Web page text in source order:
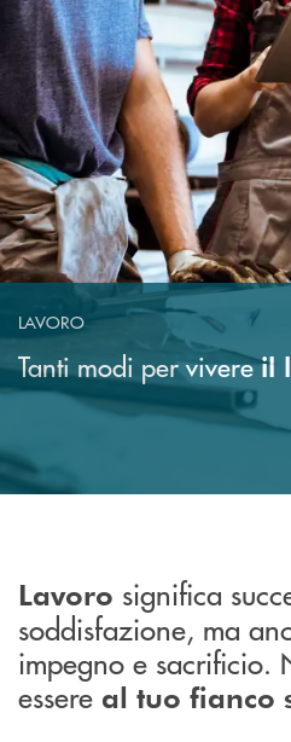
LAVORO
Tanti modi per vivereil
Lavoro significa
soddisfazione, ma
impegno e sacrificio.
essere al tuo fianco